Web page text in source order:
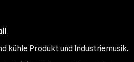
kühle Produkt und Industriemusik.